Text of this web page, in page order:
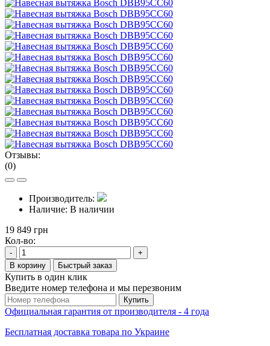
Отзывы:
(0)
Производитель:
Наличие: В наличии
19 849 грн
Кол-во:
-
+
В корзину
Быстрый заказ
Купить в один клик
Введите номер телефона и мы перезвоним
Купить
Официальная гарантия от производителя - 4 года
Бесплатная доставка товара по Украине